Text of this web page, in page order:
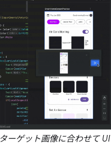
ターゲット画像に合わせて UI